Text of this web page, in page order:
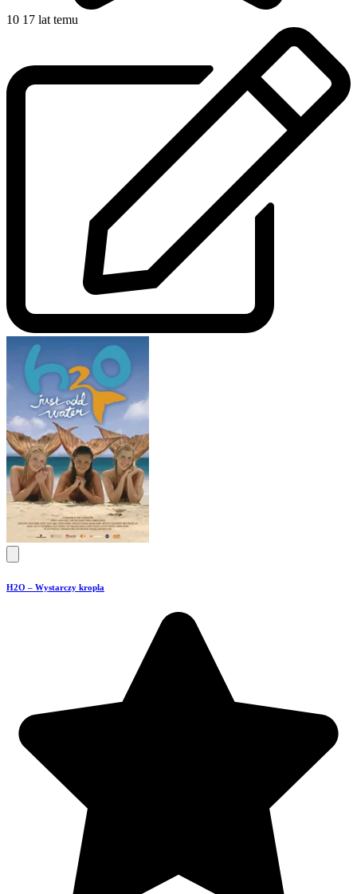
10 17 lat temu
H2O – Wystarczy kropla